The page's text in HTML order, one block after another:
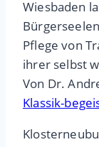
Wiesbaden
Pflege von
ihrer selbst
Von Dr.
Klassik-